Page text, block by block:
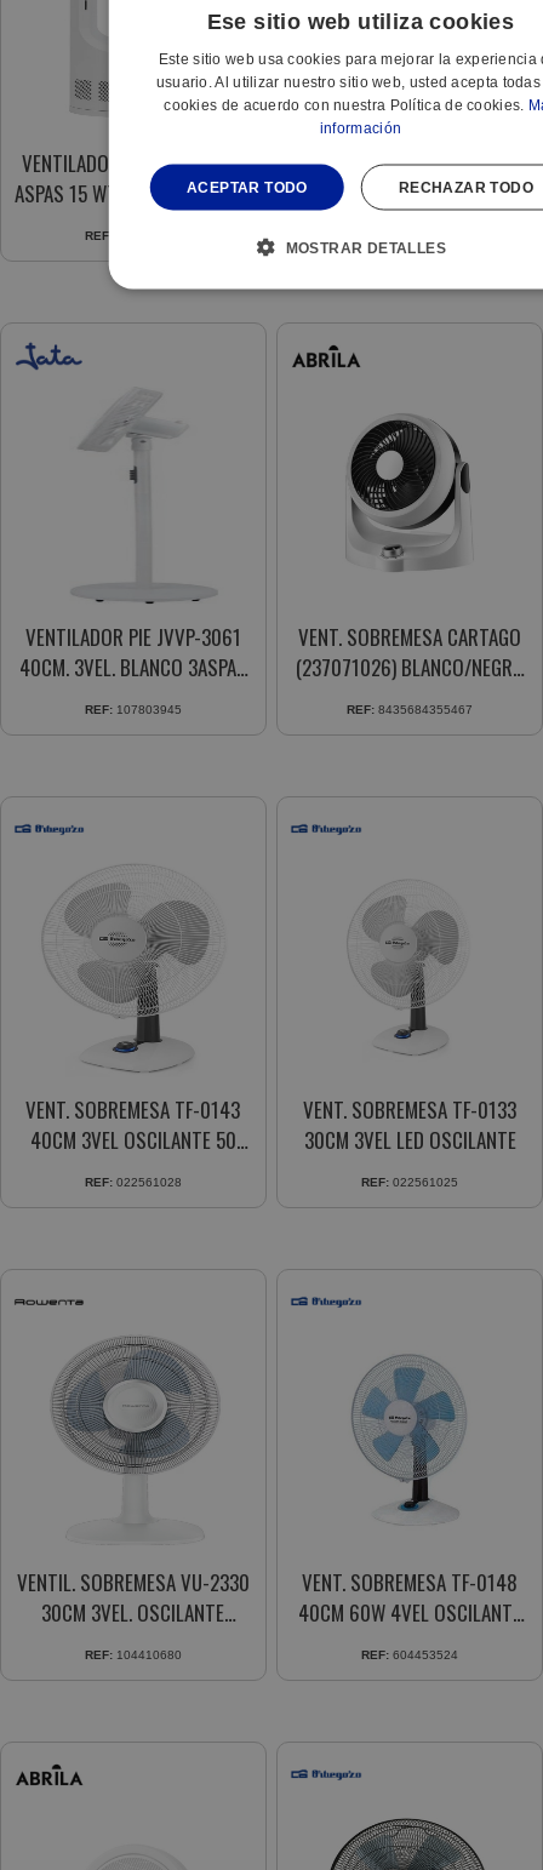
VENTILADOR JVSA-3430 SIN
ASPAS 15 WTS. 5 VEL. DISPLAY
REF:
VENT. SOBREMESA ARROYO
(210871028) BCO/GRIS 45W
VENTILADOR PIE JVVP-3061
40CM. 3VEL. BLANCO 3ASPAS
REF: 107803945
VENT. SOBREMESA CARTAGO
(237071026) BLANCO/NEGRO
REF: 8435684355467
VENT. SOBREMESA TF-0143
40CM 3VEL OSCILANTE 50
REF: 022561028
VENT. SOBREMESA TF-0133
30CM 3VEL LED OSCILANTE
REF: 022561025
VENTIL. SOBREMESA VU-2330
30CM 3VEL. OSCILANTE
REF: 104410680
VENT. SOBREMESA TF-0148
40CM 60W 4VEL OSCILANTE
REF: 604453524
Ese sitio web utiliza cookies
Este sitio web usa cookies para mejorar la experiencia
usuario. Al utilizar nuestro sitio web, usted acepta
cookies de acuerdo con nuestra Política de cookies.
información
ACEPTAR TODO RECHAZAR TODO
MOSTRAR DETALLES